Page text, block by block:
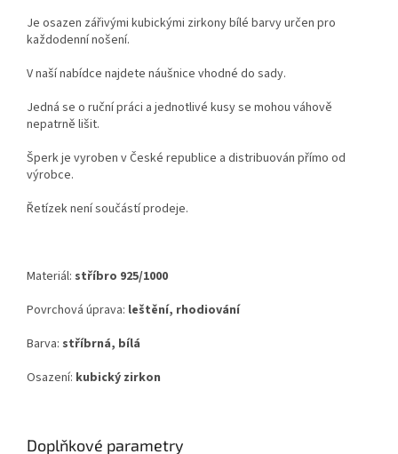
Je osazen zářivými kubickými zirkony bílé barvy určen pro
každodenní nošení.
V naší nabídce najdete náušnice vhodné do sady.
Jedná se o ruční práci a jednotlivé kusy se mohou váhově
nepatrně lišit.
Šperk je vyroben v České republice a distribuován přímo od
výrobce.
Řetízek není součástí prodeje.
Materiál: stříbro 925/1000
Povrchová úprava: leštění, rhodiování
Barva: stříbrná, bílá
Osazení: kubický zirkon
Doplňkové parametry